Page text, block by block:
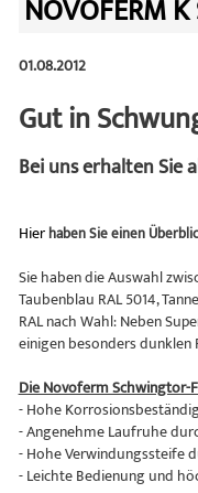
NOVOFERM
01.08.2012
Gut in
Bei uns erhalten Sie
Hier haben Sie einen
Sie haben die Auswahl
Taubenblau RAL 5014,
RAL nach Wahl: Neben
einigen besonders dunklen
Die Novoferm Schwingtor-
- Hohe
- Angenehme Laufruhe
- Hohe Verwindungssteife
- Leichte Bedienung und